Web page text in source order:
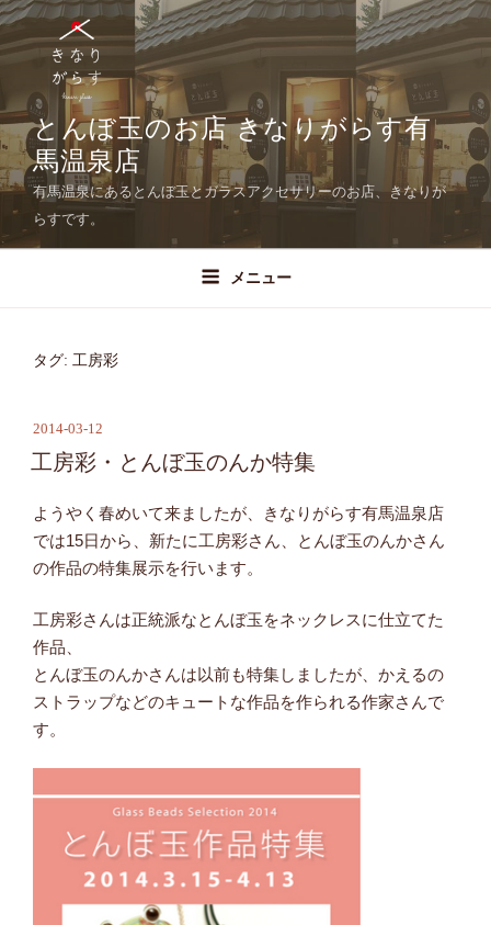
コ
ン
ツ
へ
ス
ッ
とんぼ玉のお店 きなりがらす有
馬温泉店
有馬温泉にあるとんぼ玉とガラスアクセサリーのお店、きなりが
らすです。
メニュー
タグ: 工房彩
投
稿
2014-03-12
工房彩・とんぼ玉のんか特集
ようやく春めいて来ましたが、きなりがらす有馬温泉店
では15日から、新たに工房彩さん、とんぼ玉のんかさん
の作品の特集展示を行います。
工房彩さんは正統派なとんぼ玉をネックレスに仕立てた
作品、
とんぼ玉のんかさんは以前も特集しましたが、かえるの
ストラップなどのキュートな作品を作られる作家さんで
す。